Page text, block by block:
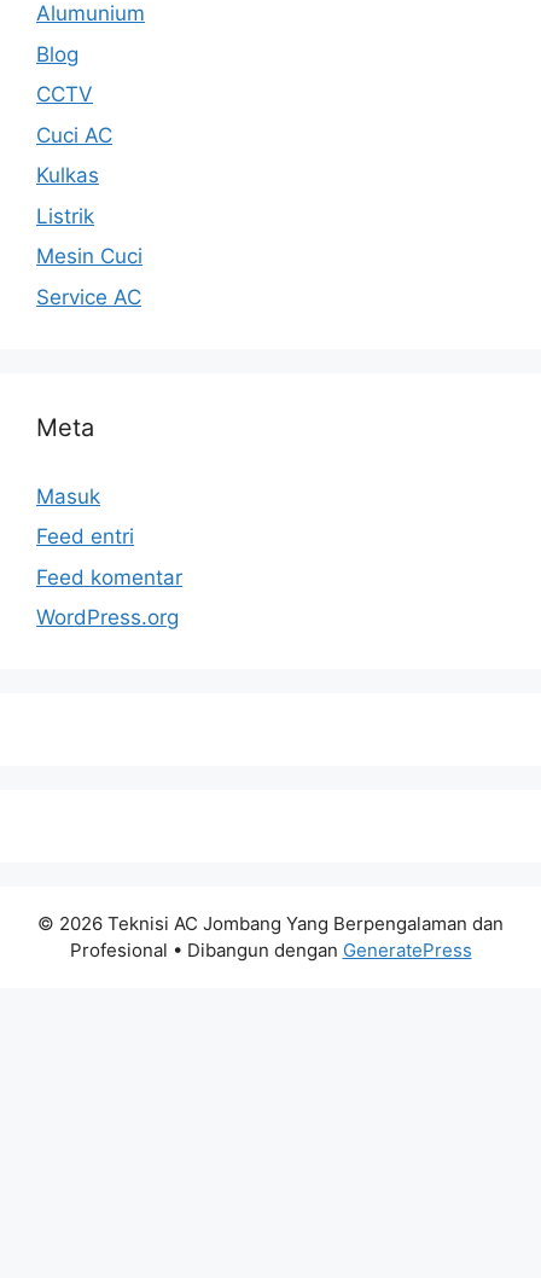
Alumunium
Blog
CCTV
Cuci AC
Kulkas
Listrik
Mesin Cuci
Service AC
Meta
Masuk
Feed entri
Feed komentar
WordPress.org
© 2026 Teknisi AC Jombang Yang Berpengalaman dan
Profesional • Dibangun dengan GeneratePress